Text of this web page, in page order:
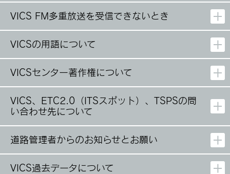
VICS FM多重放送を受信できないとき
VICSの用語について
VICSセンター著作権について
VICS、ETC2.0（ITSスポット）、TSPSの問
い合わせ先について
道路管理者からのお知らせとお願い
VICS過去データについて